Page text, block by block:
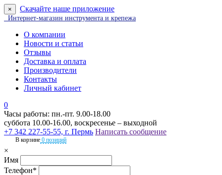
× Скачайте наше приложение
Интернет-магазин инструмента и крепежа
О компании
Новости и статьи
Отзывы
Доставка и оплата
Производители
Контакты
Личный кабинет
0
Часы работы: пн.-пт. 9.00-18.00
суббота 10.00-16.00, воскресенье – выходной
+7 342 227-55-55, г. Пермь Написать сообщение
В корзине 0 позиций
×
Имя
Телефон*